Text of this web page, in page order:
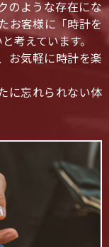
のような存在にな
お客様に「時計を
考えています。
お気軽に時計を楽
に忘れられない体